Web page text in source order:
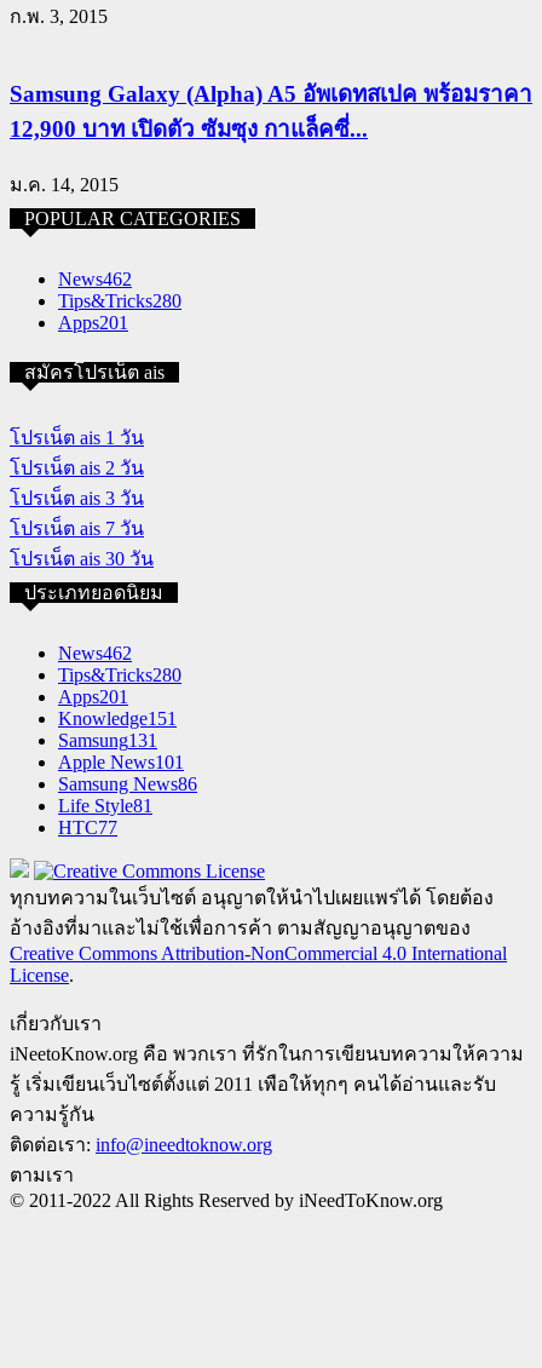
ก.พ. 3, 2015
Samsung Galaxy (Alpha) A5 อัพเดทสเปค พร้อมราคา
12,900 บาท เปิดตัว ซัมซุง กาแล็คซี่...
ม.ค. 14, 2015
POPULAR CATEGORIES
News462
Tips&Tricks280
Apps201
สมัครโปรเน็ต ais
โปรเน็ต ais 1 วัน
โปรเน็ต ais 2 วัน
โปรเน็ต ais 3 วัน
โปรเน็ต ais 7 วัน
โปรเน็ต ais 30 วัน
ประเภทยอดนิยม
News462
Tips&Tricks280
Apps201
Knowledge151
Samsung131
Apple News101
Samsung News86
Life Style81
HTC77
ทุกบทความในเว็บไซต์ อนุญาตให้นำไปเผยแพร่ได้ โดยต้อง
อ้างอิงที่มาและไม่ใช้เพื่อการค้า ตามสัญญาอนุญาตของ
Creative Commons Attribution-NonCommercial 4.0 International
License.
เกี่ยวกับเรา
iNeetoKnow.org คือ พวกเรา ที่รักในการเขียนบทความให้ความ
รู้ เริ่มเขียนเว็บไซต์ตั้งแต่ 2011 เพือให้ทุกๆ คนได้อ่านและรับ
ความรู้กัน
ติดต่อเรา: info@ineedtoknow.org
ตามเรา
© 2011-2022 All Rights Reserved by iNeedToKnow.org